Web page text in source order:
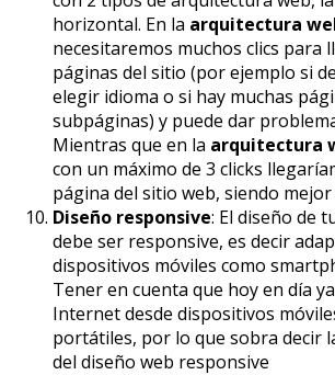
horizontal. En la arquitectura
necesitaremos muchos clics para
páginas del sitio (por ejemplo si
elegir idioma o si hay muchas
subpáginas) y puede dar
Mientras que en la arquitectura
con un máximo de 3 clicks
página del sitio web, siendo mejor
Diseño responsive: El diseño de
debe ser responsive, es decir
dispositivos móviles como
Tener en cuenta que hoy en día
Internet desde dispositivos
portátiles, por lo que sobra decir
del diseño web responsive